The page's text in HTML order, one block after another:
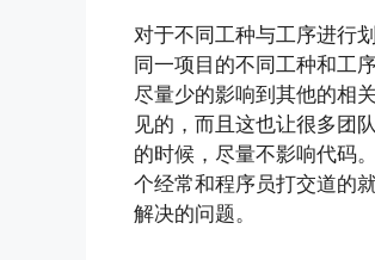
对于不同工种与工序进行
同一项目的不同工种和工
尽量少的影响到其他的相
见的，而且这也让很多团
的时候，尽量不影响代码
个经常和程序员打交道的
解决的问题。